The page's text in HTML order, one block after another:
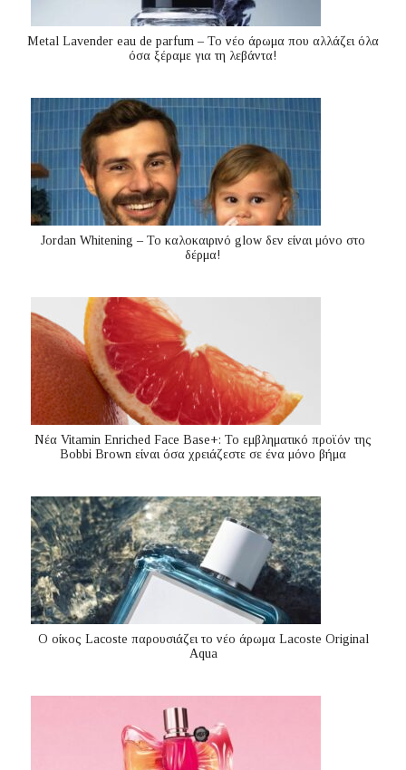
Metal Lavender eau de parfum – Το νέο άρωμα που αλλάζει όλα
όσα ξέραμε για τη λεβάντα!
Jordan Whitening – Το καλοκαιρινό glow δεν είναι μόνο στο
δέρμα!
Nέα Vitamin Enriched Face Base+: Το εμβληματικό προϊόν της
Bobbi Brown είναι όσα χρειάζεστε σε ένα μόνο βήμα
Ο οίκος Lacoste παρουσιάζει το νέο άρωμα Lacoste Original
Aqua